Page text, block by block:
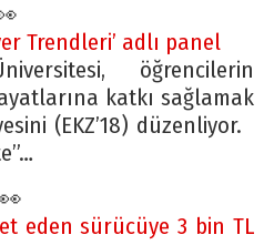
Trendleri’ adlı panel
öğrencilerin
katkı sağlamak
(EKZ’18) düzenliyor.
eden sürücüye 3 bin TL